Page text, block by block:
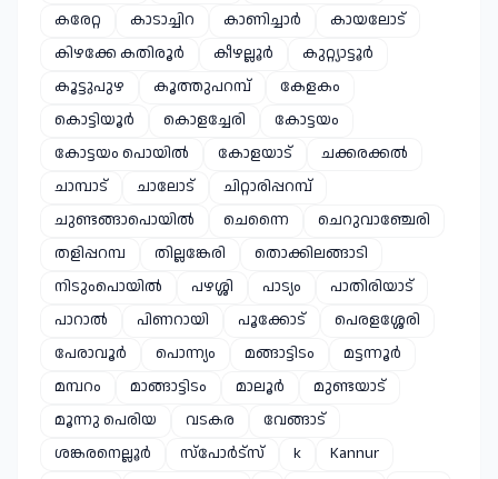
കരേറ്റ
കാടാച്ചിറ കാണിച്ചാർ
കായലോട്
കിഴക്കേ കതിരൂർ
കീഴല്ലൂർ
കുറ്റ്യാട്ടൂർ
കൂട്ടുപുഴ
കൂത്തുപറമ്പ്
കേളകം
കൊട്ടിയൂർ
കൊളച്ചേരി
കോട്ടയം
കോട്ടയം പൊയിൽ
കോളയാട്
ചക്കരക്കൽ
ചാമ്പാട്
ചാലോട്
ചിറ്റാരിപ്പറമ്പ്
ചുണ്ടങ്ങാപൊയിൽ
ചെന്നൈ
ചെറുവാഞ്ചേരി
തളിപ്പറമ്പ
തില്ലങ്കേരി
തൊക്കിലങ്ങാടി
നിടുംപൊയിൽ
പഴശ്ശി പാട്യം
പാതിരിയാട്
പാറാൽ
പിണറായി പൂക്കോട്
പെരളശ്ശേരി
പേരാവൂർ
പൊന്ന്യം മങ്ങാട്ടിടം
മട്ടന്നൂർ
മമ്പറം
മാങ്ങാട്ടിടം മാലൂർ
മുണ്ടയാട്
മൂന്നു പെരിയ
വടകര
വേങ്ങാട്
ശങ്കരനെല്ലൂർ
സ്പോർട്സ് k
Kannur